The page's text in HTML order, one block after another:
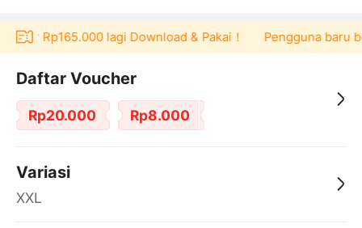
Rp165.000 lagi Download & Pakai！ Pengguna baru
Daftar Voucher
Rp20.000 Rp8.000
Variasi
XXL